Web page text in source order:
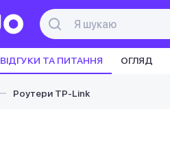
ВІДГУКИ ТА ПИТАННЯ ОГЛЯД
Роутери TP-Link